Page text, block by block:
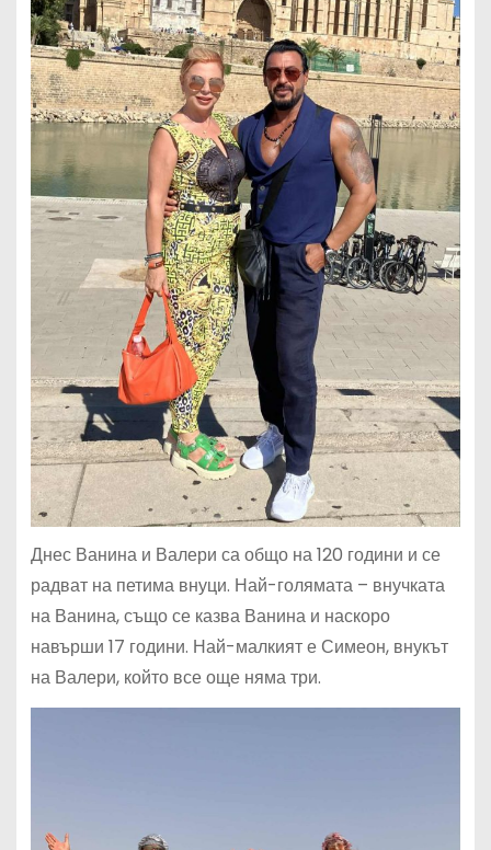
Днес Ванина и Валери са общо на 120 години и се
радват на петима внуци. Най-голямата – внучката
на Ванина, също се казва Ванина и наскоро
навърши 17 години. Най-малкият е Симеон, внукът
на Валери, който все още няма три.